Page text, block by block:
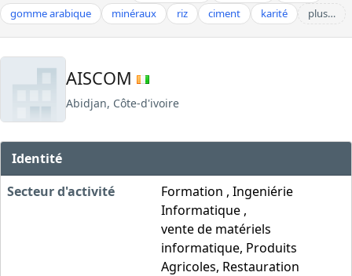
gomme arabique
minéraux riz ciment karité plus…
AISCOM
Abidjan, Côte-d'ivoire
Identité
Secteur d'activité
Formation , Ingeniérie
Informatique ,
vente de matériels
informatique, Produits
Agricoles, Restauration